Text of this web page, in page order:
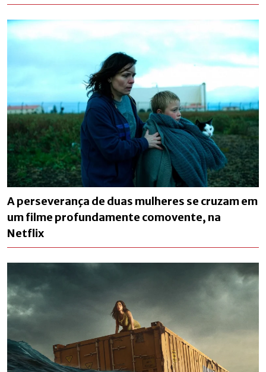
A perseverança de duas mulheres se cruzam em
um filme profundamente comovente, na
Netflix